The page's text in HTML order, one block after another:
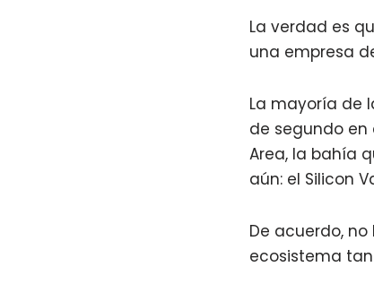
La verdad es
una empresa
La mayoría de
de segundo en
Area, la bahía
aún: el Silicon
De acuerdo,
ecosistema